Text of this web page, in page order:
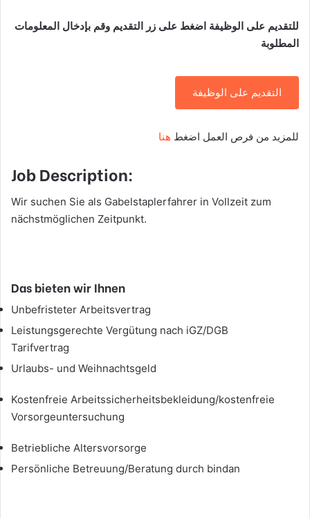
للتقديم على الوظيفة اضغط على زر التقديم وقم بإدخال المعلومات
المطلوبة
التقديم على الوظيفة
للمزيد من فرص العمل اضغط هنا
Job Description:
Wir suchen Sie als Gabelstaplerfahrer in Vollzeit zum
nächstmöglichen Zeitpunkt.
Das bieten wir Ihnen
Unbefristeter Arbeitsvertrag
Leistungsgerechte Vergütung nach iGZ/DGB
Tarifvertrag
Urlaubs- und Weihnachtsgeld
Kostenfreie Arbeitssicherheitsbekleidung/kostenfreie
Vorsorgeuntersuchung
Betriebliche Altersvorsorge
Persönliche Betreuung/Beratung durch bindan